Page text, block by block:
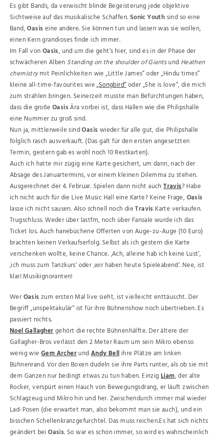
Es gibt Bands, da verwischt blinde Begeisterung jede objektive
Sichtweise auf das musikalische Schaffen.Sonic Youthsind so eine
Band,Oasis eine andere. Sie können tun und lassen was sie wollen,
einen Kern grandioses finde ich immer.
Im Fall vonOasis, und um die geht’s hier, sind es in der Phase der
schwächeren Alben Standing on the shoulder of Giantsund Heathen
chemistrymit Peinlichkeiten wie „Little James“ oder „Hindu times“
kleine all-time-favourites wie„Songbird“oder „She is love“, die mich
zum strahlen bringen. Seinerzeit musste man Befürchtungen haben,
dass die großeOasisÄra vorbei ist, dass Hallen wie die Philipshalle
eine Nummer zu groß sind.
Nun ja, mittlerweile sindOasis wieder für alle gut, die Philipshalle
folglich rasch ausverkauft. (Das galt für den ersten angesetzten
Termin, gestern gab es wohl noch 10 Restkarten).
Auch ich hatte mir zügig eine Karte gesichert, um dann, nach der
Absage des Januartermins, vor einem kleinen Dilemma zu stehen.
Ausgerechnet der 4. Februar. Spielen dann nicht auchTravis? Habe
ich nicht auch für die Live Music Hall eine Karte? Keine Frage,Oasis
lasse ich nicht sausen. Also schnell noch dieTravis Karte verkaufen.
Trugschluss. Weder über lastfm, noch über Fansale wurde ich das
Ticket los. Auch hanebüchene Offerten von Auge-zu-Auge (10 Euro)
brachten keinen Verkaufserfolg. Selbst als ich gestern die Karte
verschenken wollte, keine Chance. ‚Ach, alleine hab ich keine Lust‘,
‚ich muss zum Tanzkurs‘ oder ‚wir haben heute Spieleabend‘. Nee, ist
klar! Musikignoranten!
WerOasis zum ersten Mal live sieht, ist vielleicht enttäuscht. Der
Begriff „unspektakulär“ ist für ihre Bühnenshow noch übertrieben. Es
passiert nichts.
Noel Gallaghergehört die rechte Bühnenhälfte. Der ältere der
Gallagher-Bros verlässt den 2 Meter Raum um sein Mikro ebenso
wenig wieGem ArcherundAndy Bellihre Plätze am linken
Bühnenrand. Vor den Boxen dudeln sie ihre Parts runter, als ob sie mit
dem Ganzen nur bedingt etwas zu tun haben. EinzigLiam, der alte
Rocker, verspürt einen Hauch von Bewegungsdrang, er läuft zwischen
Schlagzeug und Mikro hin und her. Zwischendurch immer mal wieder
Lad-Posen (die erwartet man, also bekommt man sie auch), und ein
bisschen Schellenkranzgefurchtel. Das muss reichen.Es hat sich nichts
geändert beiOasis. So war es schon immer, so wird es wahrscheinlich